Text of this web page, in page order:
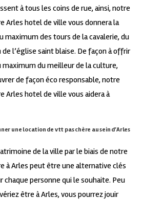
à tous les coins de rue, ainsi, notre
Arles hotel de ville vous donnera la
maximum des tours de la cavalerie, du
l’église saint blaise. De façon à offrir
du meilleur de la culture,
de façon éco responsable, notre
Arles hotel de ville vous aidera à
une location de vtt pas chère au sein d’Arles
de la ville par le biais de notre
à Arles peut être une alternative clés
chaque personne qui le souhaite. Peu
être à Arles, vous pourrez jouir